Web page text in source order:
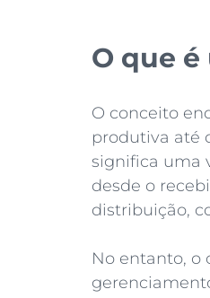
O que
O conceito
produtiva até
significa uma
desde o
distribuição,
No entanto, o